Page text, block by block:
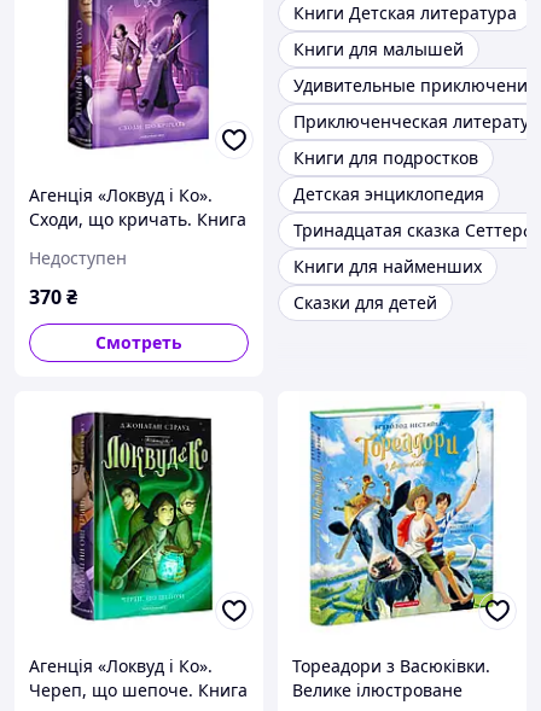
Агенція «Локвуд і Ко».
Сходи, що кричать. Книга
Недоступен
370₴
Смотреть
Книги Детская литература
Книги для малышей
Удивительные
Приключенческая
Книги для подростков
Детская энциклопедия
Тринадцатая сказка
Книги для найменших
Сказки для детей
Агенція «Локвуд і Ко».
Череп, що шепоче. Книга
Тореадори з Васюківки.
Велике ілюстроване